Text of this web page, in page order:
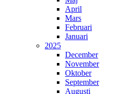
April
Mars
Februari
Januari
2025
December
November
Oktober
September
Augusti